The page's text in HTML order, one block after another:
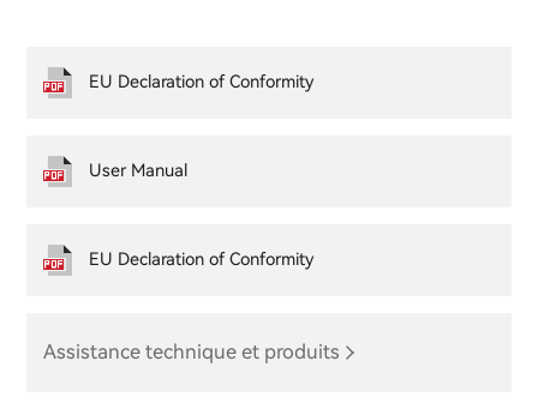
Assistance technique et produits
EU Declaration of Conformity
User Manual
EU Declaration of Conformity